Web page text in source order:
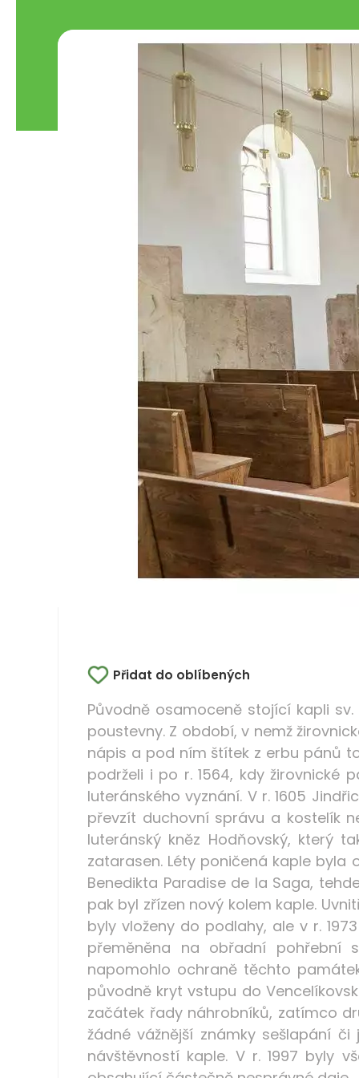
Přidat do oblíbených
Původně osamoceně stojící kapli
poustevny. Z období, v nemž
nápis a pod ním štítek z erbu pánů
podrželi i po r. 1564, kdy žirovnické
luteránského vyznání. V r. 1605
převzít duchovní správu a kostelík
luteránský kněz Hodňovský, který
zatarasen. Léty poničená kaple byla
Benedikta Paradise de la Saga,
pak byl zřízen nový kolem kaple.
byly vloženy do podlahy, ale v r.
přeměněna na obřadní pohřební
napomohlo ochraně těchto
původně kryt vstupu do
začátek řady náhrobníků, zatímco
žádné vážnější známky sešlapání
návštěvností kaple. V r. 1997 byly